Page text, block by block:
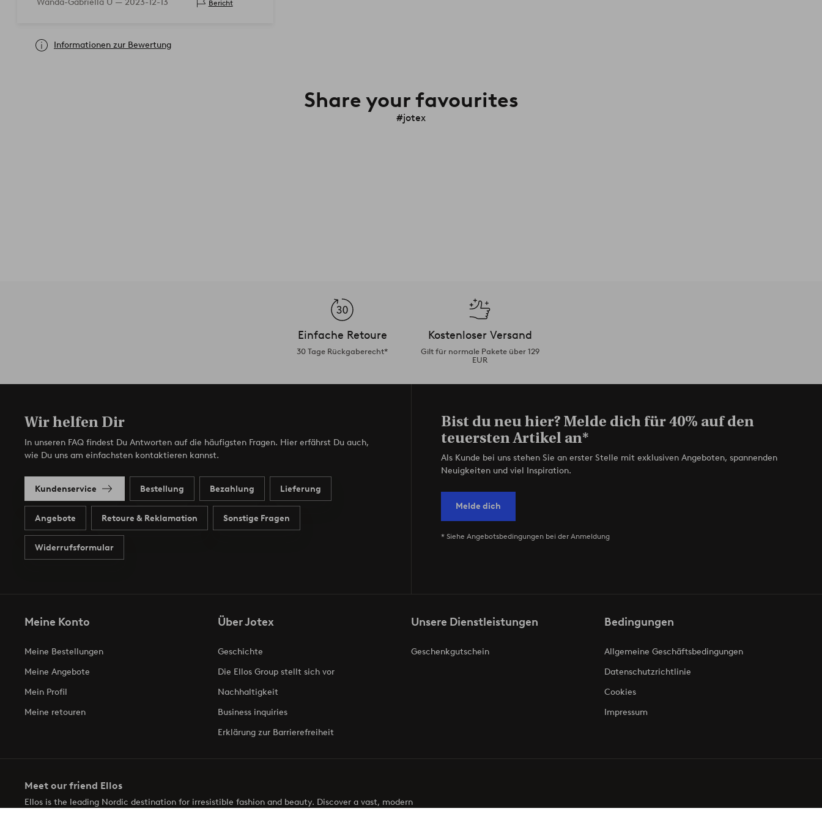
Wanda-Gabriella U — 2023-12-13 Bericht
Informationen zur Bewertung
Share your favourites
#jotex
Einfache Retoure
30 Tage Rückgaberecht*
Kostenloser Versand
Gilt für normale Pakete über 129
EUR
Wir helfen Dir
In unseren FAQ findest Du Antworten auf die häufigsten Fragen. Hier erfährst Du auch,
wie Du uns am einfachsten kontaktieren kannst.
Kundenservice Bestellung Bezahlung Lieferung
Angebote Retoure & Reklamation Sonstige Fragen
Widerrufsformular
Bist du neu hier? Melde dich für 40% auf den
teuersten Artikel an*
Als Kunde bei uns stehen Sie an erster Stelle mit exklusiven Angeboten, spannenden
Neuigkeiten und viel Inspiration.
Melde dich
* Siehe Angebotsbedingungen bei der Anmeldung
Meine Konto
Meine Bestellungen
Meine Angebote
Mein Profil
Meine retouren
Über Jotex
Geschichte
Die Ellos Group stellt sich vor
Nachhaltigkeit
Business inquiries
Erklärung zur Barrierefreiheit
Unsere Dienstleistungen
Geschenkgutschein
Bedingungen
Allgemeine Geschäftsbedingungen
Datenschutzrichtlinie
Cookies
Impressum
Meet our friend Ellos
Ellos is the leading Nordic destination for irresistible fashion and beauty. Discover a vast, modern